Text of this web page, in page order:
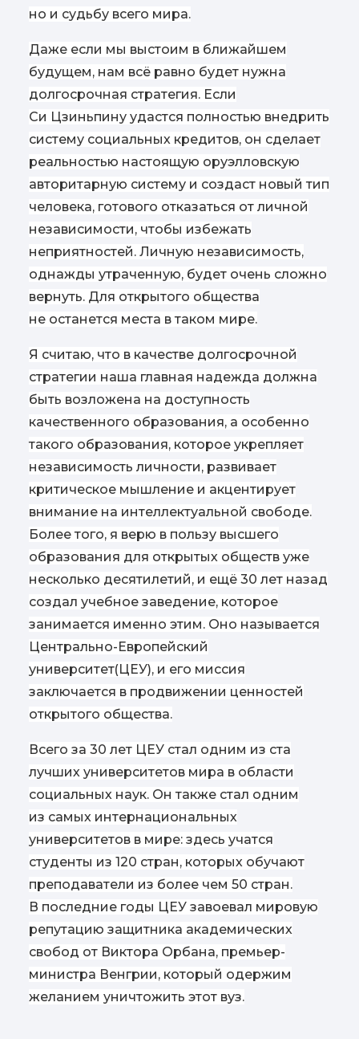
но и судьбу всего мира.
Даже если мы выстоим в ближайшем
будущем, нам всё равно будет нужна
долгосрочная стратегия. Если
Си Цзиньпину удастся полностью внедрить
систему социальных кредитов, он сделает
реальностью настоящую оруэлловскую
авторитарную систему и создаст новый тип
человека, готового отказаться от личной
независимости, чтобы избежать
неприятностей. Личную независимость,
однажды утраченную, будет очень сложно
вернуть. Для открытого общества
не останется места в таком мире.
Я считаю, что в качестве долгосрочной
стратегии наша главная надежда должна
быть возложена на доступность
качественного образования, а особенно
такого образования, которое укрепляет
независимость личности, развивает
критическое мышление и акцентирует
внимание на интеллектуальной свободе.
Более того, я верю в пользу высшего
образования для открытых обществ уже
несколько десятилетий, и ещё 30 лет назад
создал учебное заведение, которое
занимается именно этим. Оно называется
Центрально-Европейский
университет(ЦЕУ), и его миссия
заключается в продвижении ценностей
открытого общества.
Всего за 30 лет ЦЕУ стал одним из ста
лучших университетов мира в области
социальных наук. Он также стал одним
из самых интернациональных
университетов в мире: здесь учатся
студенты из 120 стран, которых обучают
преподаватели из более чем 50 стран.
В последние годы ЦЕУ завоевал мировую
репутацию защитника академических
свобод от Виктора Орбана, премьер-
министра Венгрии, который одержим
желанием уничтожить этот вуз.